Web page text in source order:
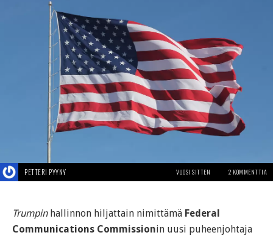
PETTERI PYYNY VUOSI SITTEN 2 KOMMENTTIA
Trumpinhallinnon hiljattain nimittämä Federal
Communications Commissionin uusi puheenjohtaja